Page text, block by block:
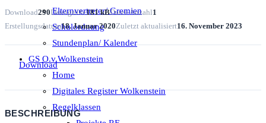
Elternvertreter/ Gremien
Schulordnung
Stundenplan/ Kalender
GS O.v.Wolkenstein
Home
Digitales Register Wolkenstein
Regelklassen
Download290Dateigröße181 kBDatei-Anzahl1
Erstellungsdatum18. Januar 2020Zuletzt aktualisiert16. November 2023
Download
BESCHREIBUNG